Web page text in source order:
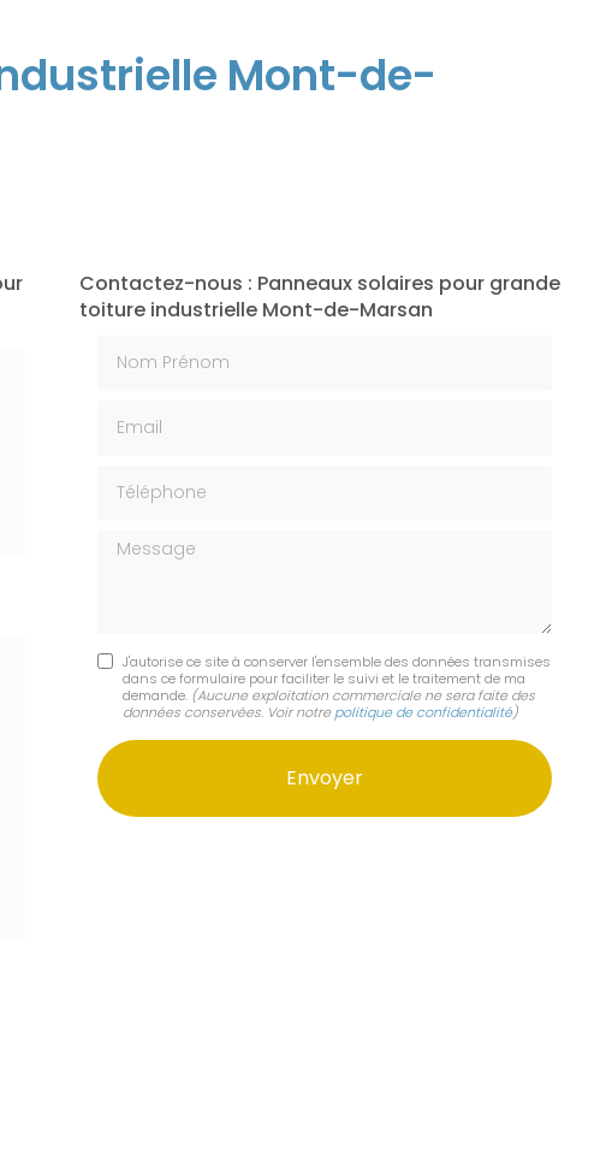
Mont-de-
Contactez-nous : Panneaux solaires pour grande
toiture industrielle Mont-de-Marsan
Message
J'autorise ce site à conserver l'ensemble des données transmises
dans ce formulaire pour faciliter le suivi et le traitement de ma
demande. (Aucune exploitation commerciale ne sera faite des
données conservées. Voir notre politique de confidentialité)